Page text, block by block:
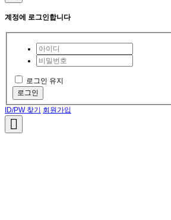
계정에 로그인합니다
로그인 유지
로그인
ID/PW 찾기 회원가입